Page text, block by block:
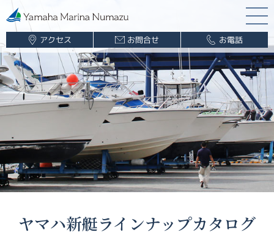
アクセス お問合せ お電話
マリーナ案内
海遊び情報
レンタルボート
ボート販売
ボート販売（新艇・中古艇）
ヤマハ新艇ラインナップカタログ
法人での購入について
ヤマハ新艇ラインナップカタログ